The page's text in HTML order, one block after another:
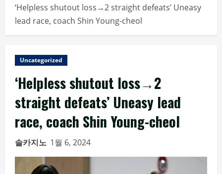
‘Helpless shutout loss→2 straight defeats’ Uneasy
lead race, coach Shin Young-cheol
Uncategorized
‘Helpless shutout loss→2
straight defeats’ Uneasy lead
race, coach Shin Young-cheol
솔카지노 1월 6, 2024